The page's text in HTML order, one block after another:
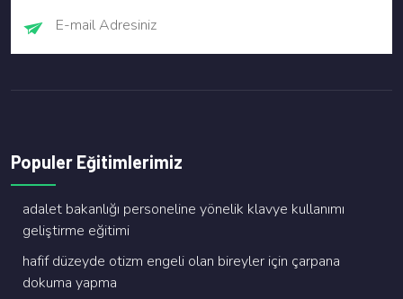
Populer Eğitimlerimiz
adalet bakanliği personeli̇ne yöneli̇k klavye kullanimi
geli̇şti̇rme eği̇ti̇mi̇
hafi̇f düzeyde oti̇zm engeli̇ olan bi̇reyler i̇çi̇n çarpana
dokuma yapma